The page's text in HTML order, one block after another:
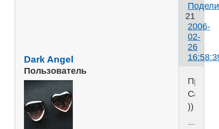
21
2006-
02-
26
Dark Angel
Пользователь
))